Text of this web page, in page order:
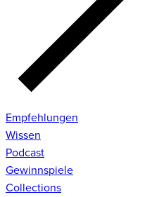
Empfehlungen
Wissen
Podcast
Gewinnspiele
Collections